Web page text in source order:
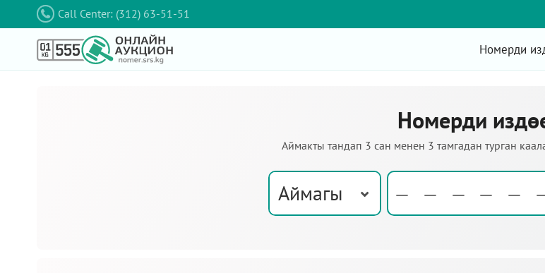
Call Center: (312) 63-51-51
Номерди
Номерди
Аймакты тандап 3 сан менен 3 тамгадан турган
Аймагы